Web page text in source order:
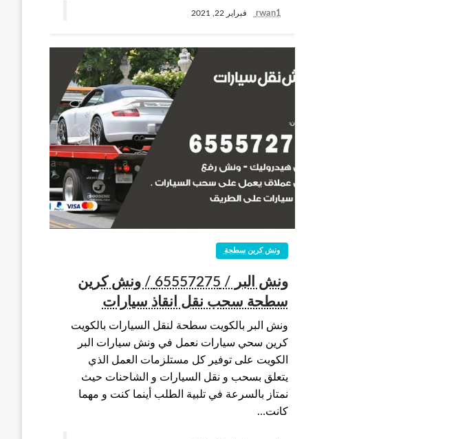
rwan1 فبراير 22, 2021
ونش كرين سطحة
ونش البر / 65557275 / ونش كرين
سطحة سحب نقل انقاذ سيارات
ونش البر بالكويت سطحة لنقل السيارات بالكويت
كرين سحي سيارات نعمل في ونش سيارات البر
الكويت على توفير كل مستلزمات العمل الذي
يتعلق بسحب و نقل السيارات و الشاحنات حيث
نمتاز بالسرعة في تلبية الطلب أينما كنت و مهما
كانت…